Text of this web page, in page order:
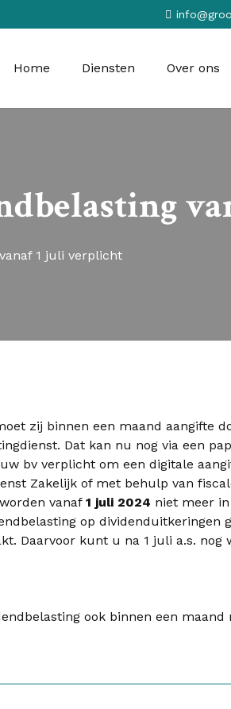
Home Diensten Over ons
1 juli verplicht
zij binnen een maand aangifte
Dat kan nu nog via een
bv verplicht om een digitale
Zakelijk of met behulp van
vanaf 1 juli 2024 niet meer
op dividenduitkeringen
Daarvoor kunt u na 1 juli a.s. nog
ook binnen een maand